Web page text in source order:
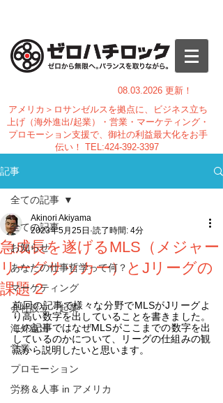
08.03.2026 更新！
アメリカ＞ロサンゼルスを拠点に、ビジネス立ち
上げ（海外進出/起業）・営業・マーケティング・
プロモーション支援で、御社の利益最大化をお手
伝い！ TEL:424-392-3397
記事
全ての記事
お知らせ
あなたの仕事哲学って何？
マーケティング
会社設立・起業
海外進出
営業
プロモーション
労務＆人事 in アメリカ
全ての記事
急成長を遂げるMLS（メジャー
リーグサッカー）とJリーグの
課題 2
Akinori Akiyama
2023年5月25日 読了時間: 4分
前回の記事で様々な分野でMLSがJリーグよ
り高い数字を出していることを書きました。
この記事ではなぜMLSがここまでの数字を出
しているのかについて、リーグの仕組みの観
点から説明したいと思います。